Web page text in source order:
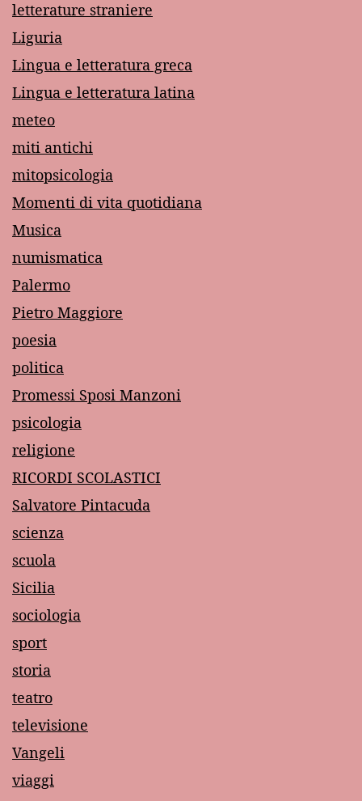
letterature straniere
Liguria
Lingua e letteratura greca
Lingua e letteratura latina
meteo
miti antichi
mitopsicologia
Momenti di vita quotidiana
Musica
numismatica
Palermo
Pietro Maggiore
poesia
politica
Promessi Sposi Manzoni
psicologia
religione
RICORDI SCOLASTICI
Salvatore Pintacuda
scienza
scuola
Sicilia
sociologia
sport
storia
teatro
televisione
Vangeli
viaggi